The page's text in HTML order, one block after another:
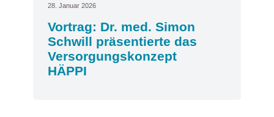
28. Januar 2026
Vortrag: Dr. med. Simon
Schwill präsentierte das
Versorgungskonzept
HÄPPI